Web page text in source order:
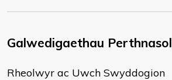
Galwedigaethau Perthnasol
Rheolwyr ac Uwch Swyddogion